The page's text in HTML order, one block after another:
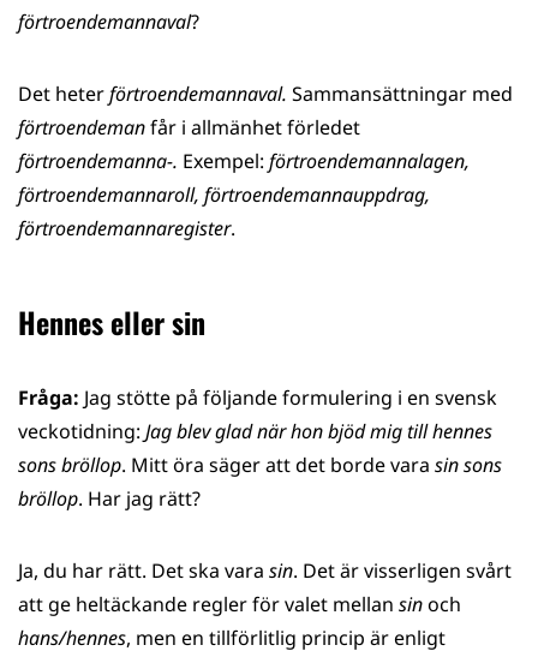
förtroendemannaval?
Det heterförtroendemannaval. Sammansättningar med
förtroendemanfår i allmänhet förledet
förtroendemanna-. Exempel: förtroendemannalagen,
förtroendemannaroll, förtroendemannauppdrag,
förtroendemannaregister.
Hennes eller sin
Fråga: Jag stötte på följande formulering i en svensk
veckotidning: Jag blev glad när hon bjöd mig till hennes
sons bröllop. Mitt öra säger att det borde vara sin sons
bröllop. Har jag rätt?
Ja, du har rätt. Det ska vara sin. Det är visserligen svårt
att ge heltäckande regler för valet mellan sinoch
hans/hennes, men en tillförlitlig princip är enligt